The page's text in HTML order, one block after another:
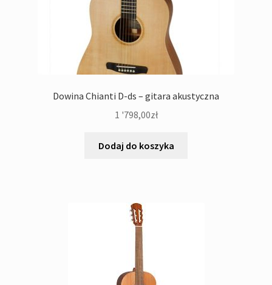
Dowina Chianti D-ds – gitara akustyczna
1 '798,00zł
Dodaj do koszyka